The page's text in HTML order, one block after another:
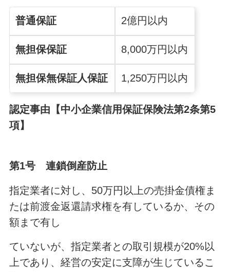
普通保証 2億円以内
無担保保証 8,000万円以内
無担保無保証人保証 1,250万円以内
認定事由【中小企業信用保証保険法第2条第5
項】
第1号 連鎖倒産防止
指定業者に対し、50万円以上の売掛金債権ま
たは前渡金返還請求権を有しているか、その
額まで有し
ていないが、指定業者との取引規模が20%以
上であり、経営の安定に支障が生じているこ